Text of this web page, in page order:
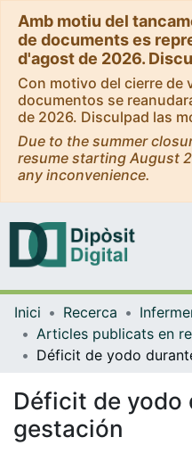
Amb motiu del
de documents es
d'agost de 2026.
Con motivo del cierre de
documentos se
de 2026. Disculpad las
Due to the summer
resume starting August
any inconvenience.
Inici Recerca
Déficit de yodo
gestación